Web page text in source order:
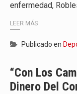
enfermedad,
LEER MÁS
Publicado en
“Con Los
Dinero Del